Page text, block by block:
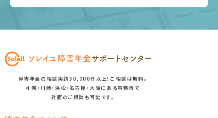
障害年金の相談実績30,000件以上！ご相談は無料。
札幌・川崎・浜松・名古屋・大阪にある事務所で
対面のご相談も可能です。